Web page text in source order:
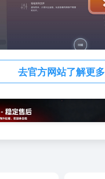
去官方网站了解更多